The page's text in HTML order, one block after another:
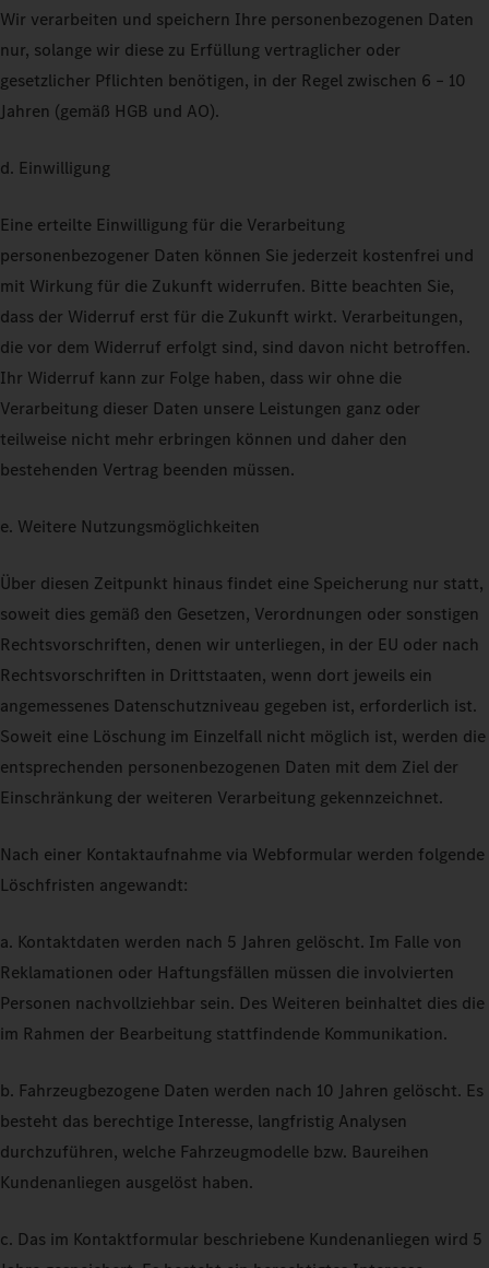
Wir verarbeiten und speichern Ihre personenbezogenen Daten
nur, solange wir diese zu Erfüllung vertraglicher oder
gesetzlicher Pflichten benötigen, in der Regel zwischen 6 – 10
Jahren (gemäß HGB und AO).
d. Einwilligung
Eine erteilte Einwilligung für die Verarbeitung
personenbezogener Daten können Sie jederzeit kostenfrei und
mit Wirkung für die Zukunft widerrufen. Bitte beachten Sie,
dass der Widerruf erst für die Zukunft wirkt. Verarbeitungen,
die vor dem Widerruf erfolgt sind, sind davon nicht betroffen.
Ihr Widerruf kann zur Folge haben, dass wir ohne die
Verarbeitung dieser Daten unsere Leistungen ganz oder
teilweise nicht mehr erbringen können und daher den
bestehenden Vertrag beenden müssen.
e. Weitere Nutzungsmöglichkeiten
Über diesen Zeitpunkt hinaus findet eine Speicherung nur statt,
soweit dies gemäß den Gesetzen, Verordnungen oder sonstigen
Rechtsvorschriften, denen wir unterliegen, in der EU oder nach
Rechtsvorschriften in Drittstaaten, wenn dort jeweils ein
angemessenes Datenschutzniveau gegeben ist, erforderlich ist.
Soweit eine Löschung im Einzelfall nicht möglich ist, werden die
entsprechenden personenbezogenen Daten mit dem Ziel der
Einschränkung der weiteren Verarbeitung gekennzeichnet.
Nach einer Kontaktaufnahme via Webformular werden folgende
Löschfristen angewandt:
a. Kontaktdaten werden nach 5 Jahren gelöscht. Im Falle von
Reklamationen oder Haftungsfällen müssen die involvierten
Personen nachvollziehbar sein. Des Weiteren beinhaltet dies die
im Rahmen der Bearbeitung stattfindende Kommunikation.
b. Fahrzeugbezogene Daten werden nach 10 Jahren gelöscht. Es
besteht das berechtige Interesse, langfristig Analysen
durchzuführen, welche Fahrzeugmodelle bzw. Baureihen
Kundenanliegen ausgelöst haben.
c. Das im Kontaktformular beschriebene Kundenanliegen wird 5